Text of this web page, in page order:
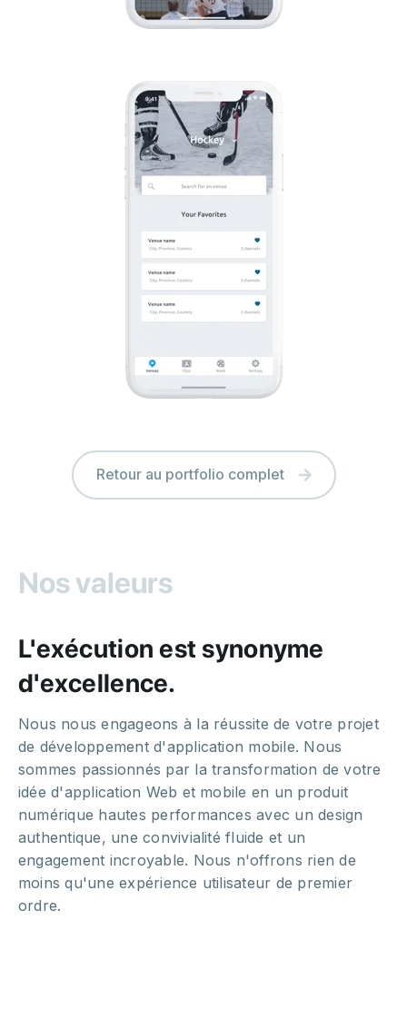
Retour au portfolio complet
Nos valeurs
L'exécution est synonyme
d'excellence.
Nous nous engageons à la réussite de votre projet
de développement d'application mobile. Nous
sommes passionnés par la transformation de votre
idée d'application Web et mobile en un produit
numérique hautes performances avec un design
authentique, une convivialité fluide et un
engagement incroyable. Nous n'offrons rien de
moins qu'une expérience utilisateur de premier
ordre.